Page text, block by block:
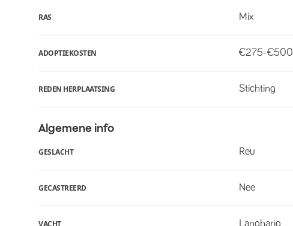
RAS Mix
ADOPTIEKOSTEN €275-€500
REDEN HERPLAATSING Stichting
Algemene info
GESLACHT Reu
GECASTREERD Nee
VACHT Langharig